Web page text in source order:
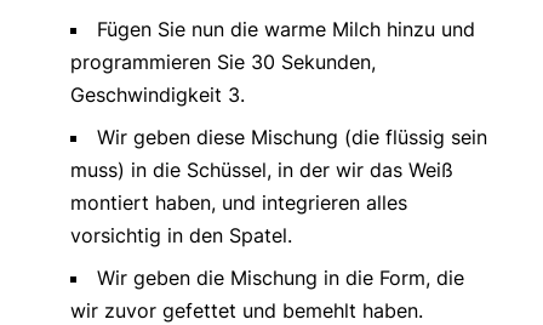
Fügen Sie nun die warme Milch hinzu und
programmieren Sie 30 Sekunden,
Geschwindigkeit 3.
Wir geben diese Mischung (die flüssig sein
muss) in die Schüssel, in der wir das Weiß
montiert haben, und integrieren alles
vorsichtig in den Spatel.
Wir geben die Mischung in die Form, die
wir zuvor gefettet und bemehlt haben.